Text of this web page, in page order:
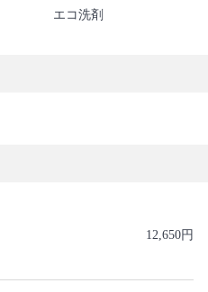
エコ洗剤
12,650円